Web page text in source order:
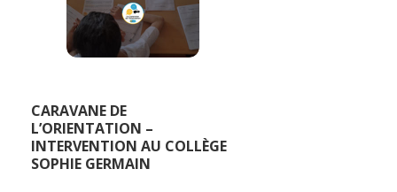
CARAVANE DE
L’ORIENTATION –
INTERVENTION AU COLLÈGE
SOPHIE GERMAIN